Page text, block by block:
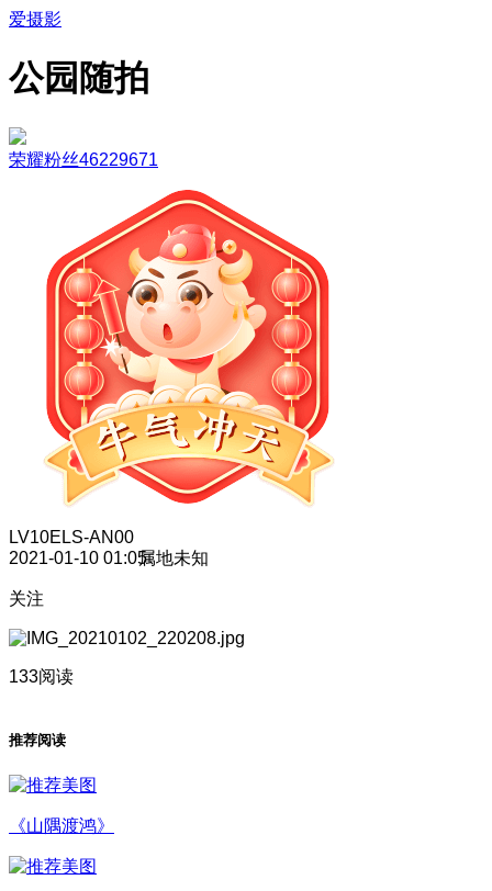
爱摄影
公园随拍
荣耀粉丝46229671
LV10ELS-AN00
2021-01-10 01:05属地未知
关注
133阅读
推荐阅读
《山隅渡鸿》